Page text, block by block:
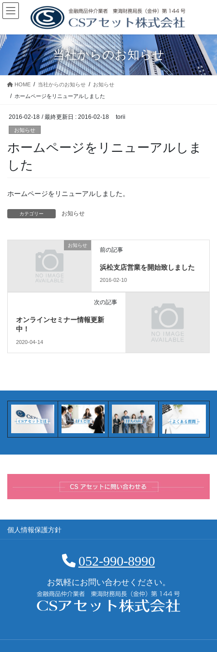
コ
ン
ン
ツ
動
ナ
ビ
ー
シ
に
当社からのお知らせ
HOME 当社からのお知らせ
お知らせ
ホームページをリニューアルしました
2016-02-18 / 最終更新日 : 2016-02-18 torii
お知らせ
ホームページをリニューアルしま
した
ホームページをリニューアルしました。
カテゴリー お知らせ
お知らせ
前の記事
浜松支店営業を開始致しました
2016-02-10
次の記事
オンラインセミナー情報更新
中！
2020-04-14
個人情報保護方針
052-990-8990
お気軽にお問い合わせください。